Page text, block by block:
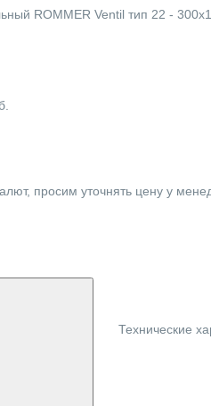
просим уточнять цену у
Технические